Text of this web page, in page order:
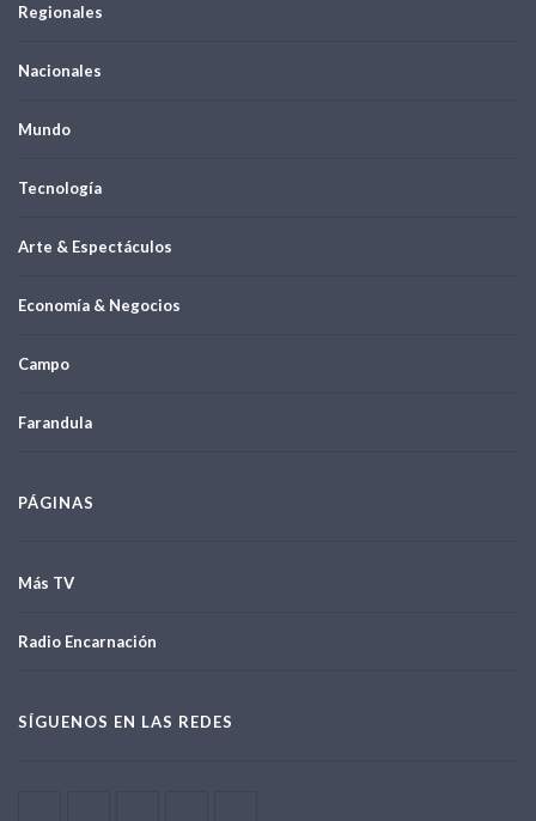
Regionales
Nacionales
Mundo
Tecnología
Arte & Espectáculos
Economía & Negocios
Campo
Farandula
PÁGINAS
Más TV
Radio Encarnación
SÍGUENOS EN LAS REDES